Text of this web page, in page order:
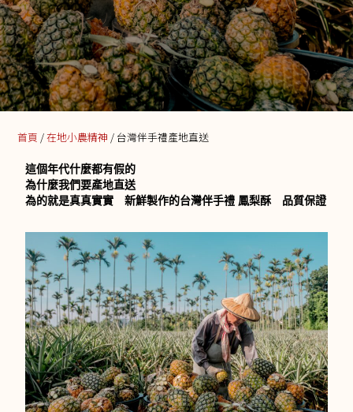
首頁 /在地小農精神 / 台灣伴手禮產地直送
這個年代什麼都有假的
為什麼我們要產地直送
為的就是真真實實 新鮮製作的台灣伴手禮 鳳梨酥 品質保證